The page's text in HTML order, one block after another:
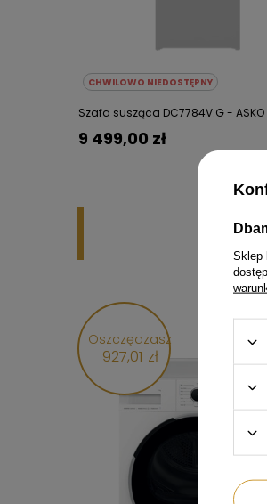
CHWILOWO NIEDOSTĘPNY
Szafa susząca DC7784V.G - ASKO
9 499,00 zł
Oszczędzasz
927,01 zł
Sklep